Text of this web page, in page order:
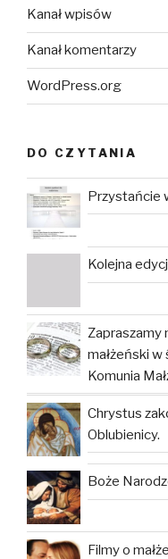
Kanał wpisów
Kanał komentarzy
WordPress.org
DO CZYTANIA
Przystańcie
Kolejna
Zapraszamy
małżeński w
Komunia
Chrystus
Oblubienicy.
Boże
Filmy o